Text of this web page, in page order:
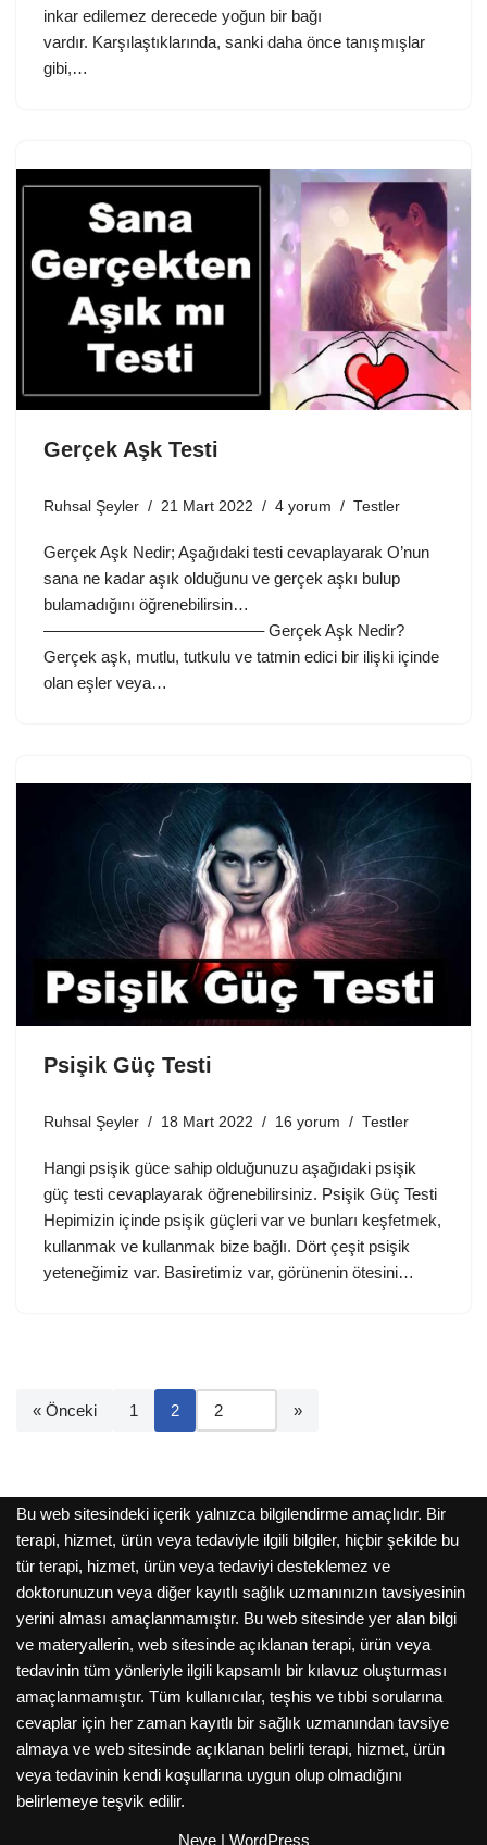
inkar edilemez derecede yoğun bir bağı
vardır. Karşılaştıklarında, sanki daha önce tanışmışlar
gibi,…
Gerçek Aşk Testi
Ruhsal Şeyler 21 Mart 2022 4 yorum Testler
Gerçek Aşk Nedir; Aşağıdaki testi cevaplayarak O’nun
sana ne kadar aşık olduğunu ve gerçek aşkı bulup
bulamadığını öğrenebilirsin…
—————————————– Gerçek Aşk Nedir?
Gerçek aşk, mutlu, tutkulu ve tatmin edici bir ilişki içinde
olan eşler veya…
Psişik Güç Testi
Ruhsal Şeyler 18 Mart 2022 16 yorum Testler
Hangi psişik güce sahip olduğunuzu aşağıdaki psişik
güç testi cevaplayarak öğrenebilirsiniz. Psişik Güç Testi
Hepimizin içinde psişik güçleri var ve bunları keşfetmek,
kullanmak ve kullanmak bize bağlı. Dört çeşit psişik
yeteneğimiz var. Basiretimiz var, görünenin ötesini…
« Önceki 1 2
Bu web sitesindeki içerik yalnızca bilgilendirme amaçlıdır. Bir
terapi, hizmet, ürün veya tedaviyle ilgili bilgiler, hiçbir şekilde bu
tür terapi, hizmet, ürün veya tedaviyi desteklemez ve
doktorunuzun veya diğer kayıtlı sağlık uzmanınızın tavsiyesinin
yerini alması amaçlanmamıştır. Bu web sitesinde yer alan bilgi
ve materyallerin, web sitesinde açıklanan terapi, ürün veya
tedavinin tüm yönleriyle ilgili kapsamlı bir kılavuz oluşturması
amaçlanmamıştır. Tüm kullanıcılar, teşhis ve tıbbi sorularına
cevaplar için her zaman kayıtlı bir sağlık uzmanından tavsiye
almaya ve web sitesinde açıklanan belirli terapi, hizmet, ürün
veya tedavinin kendi koşullarına uygun olup olmadığını
belirlemeye teşvik edilir.
Neve| WordPress